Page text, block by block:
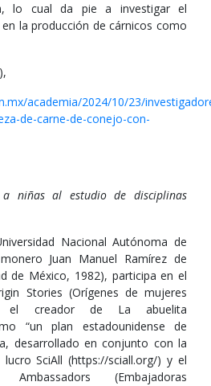
lo cual da pie a investigar el
la producción de cárnicos como
academia/2024/10/23/
de-carne-de-conejo-con-
a niñas al estudio de disciplinas
Nacional Autónoma de
Juan Manuel Ramírez de
de México, 1982), participa en el
Stories (Orígenes de mujeres
el creador de La abuelita
“un plan estadounidense de
desarrollado en conjunto con la
SciAll (https://sciall.org/) y el
(Embajadoras